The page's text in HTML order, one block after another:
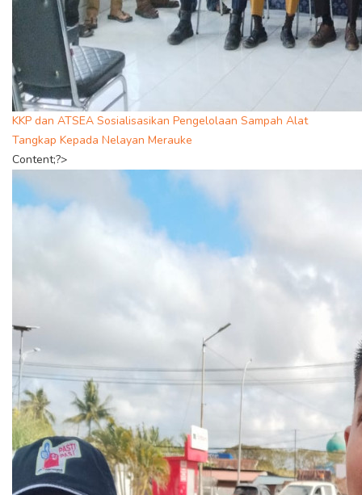
KKP dan ATSEA Sosialisasikan Pengelolaan Sampah Alat
Tangkap Kepada Nelayan Merauke
Content;?>